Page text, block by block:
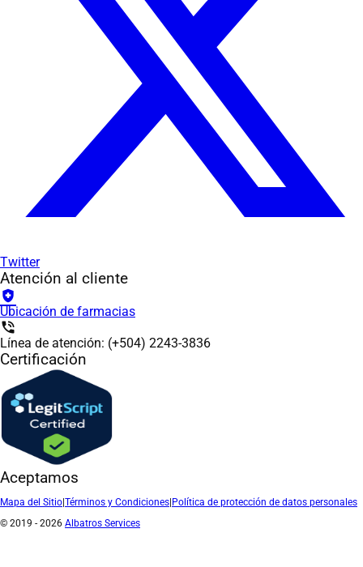
Twitter
Atención al cliente
health_and_safety
Ubicación de farmacias
phone_in_talk
Línea de atención: (+504) 2243-3836
Certificación
Aceptamos
Mapa del Sitio|Términos y Condiciones|Política de protección de datos personales
© 2019 - 2026 Albatros Services